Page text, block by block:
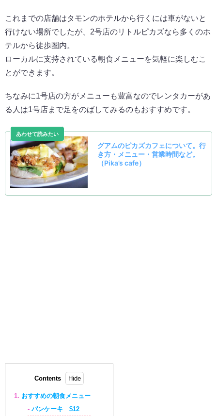
これまでの店舗はタモンのホテルから行くには車がないと
行けない場所でしたが、2号店のリトルピカズなら多くのホ
テルから徒歩圏内。
ローカルに支持されている朝食メニューを気軽に楽しむこ
とができます。
ちなみに1号店の方がメニューも豊富なのでレンタカーがあ
る人は1号店まで足をのばしてみるのもおすすめです。
Contents
おすすめの朝食メニュー
パンケーキ $12